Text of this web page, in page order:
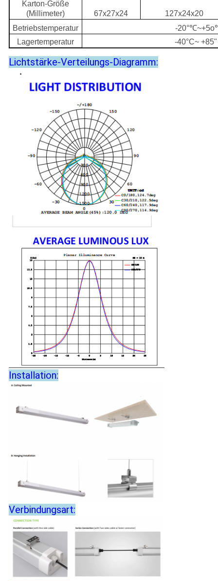
Karton-Größe
(Millimeter)
67x27x24
127x24x20
Betriebstemperatur
-
Lagertemperatur
-40°C~
Lichtstärke-Verteilungs-Diagramm:
Installation:
Verbindungsart: